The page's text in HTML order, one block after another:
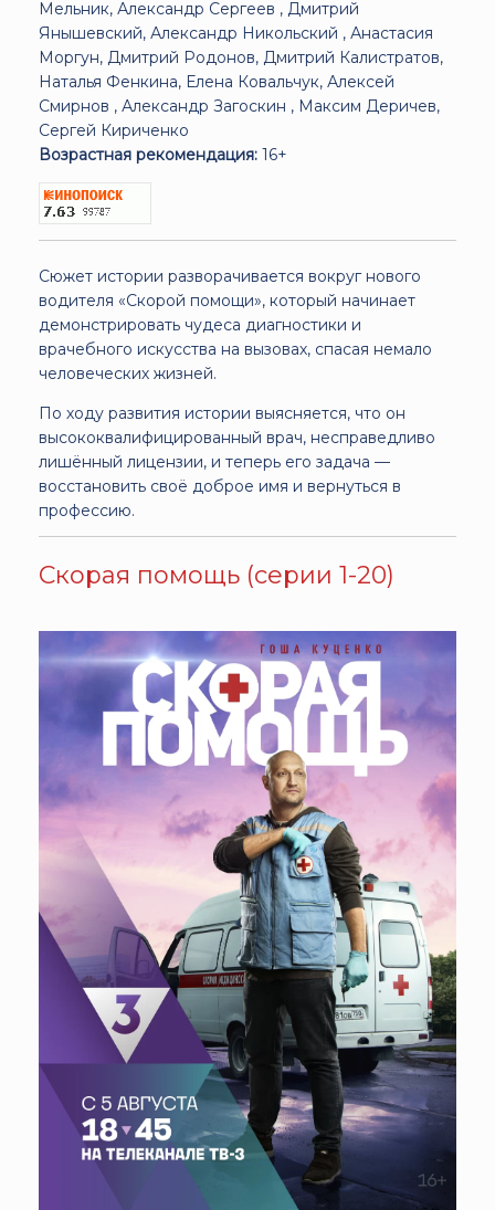
Мельник, Александр Сергеев , Дмитрий
Янышевский, Александр Никольский , Анастасия
Моргун, Дмитрий Родонов, Дмитрий Калистратов,
Наталья Фенкина, Елена Ковальчук, Алексей
Смирнов , Александр Загоскин , Максим Деричев,
Сергей Кириченко
Возрастная рекомендация: 16+
Сюжет истории разворачивается вокруг нового
водителя «Скорой помощи», который начинает
демонстрировать чудеса диагностики и
врачебного искусства на вызовах, спасая немало
человеческих жизней.
По ходу развития истории выясняется, что он
высококвалифицированный врач, несправедливо
лишённый лицензии, и теперь его задача —
восстановить своё доброе имя и вернуться в
профессию.
Скорая помощь (серии 1-20)